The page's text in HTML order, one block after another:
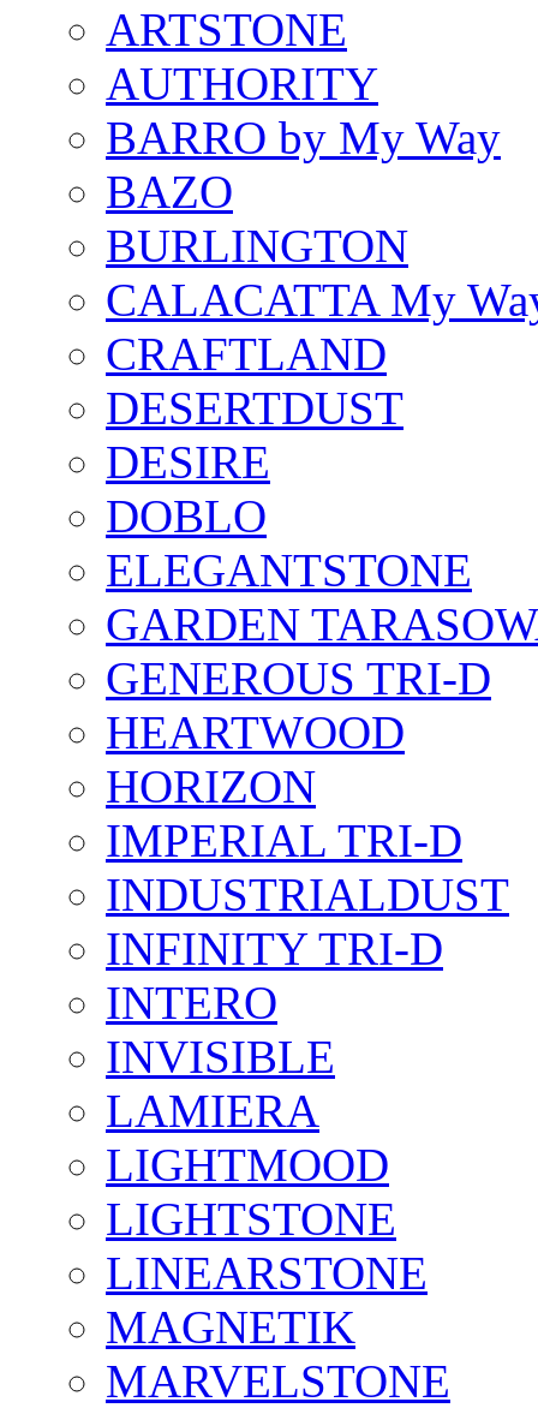
ARTSTONE
AUTHORITY
BARRO by My Way
BAZO
BURLINGTON
CALACATTA My
CRAFTLAND
DESERTDUST
DESIRE
DOBLO
ELEGANTSTONE
GARDEN
GENEROUS TRI-D
HEARTWOOD
HORIZON
IMPERIAL TRI-D
INDUSTRIALDUST
INFINITY TRI-D
INTERO
INVISIBLE
LAMIERA
LIGHTMOOD
LIGHTSTONE
LINEARSTONE
MAGNETIK
MARVELSTONE